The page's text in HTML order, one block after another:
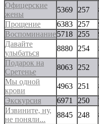
Офицерские
жены
5369 257
Прощение
6383 257
Воспоминание5718 255
Давайте
улыбаться
8880 254
Подарок на
Сретенье
8063 252
Мы одной
крови
4963 251
Экскурсия
6971 250
Извините, ну,
не поняли...
8845 248